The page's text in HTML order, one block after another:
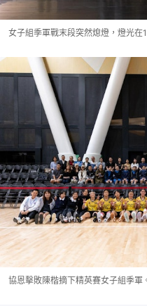
女子組季軍戰末段突然熄燈，燈光在
協恩擊敗陳楷摘下精英賽女子組季軍